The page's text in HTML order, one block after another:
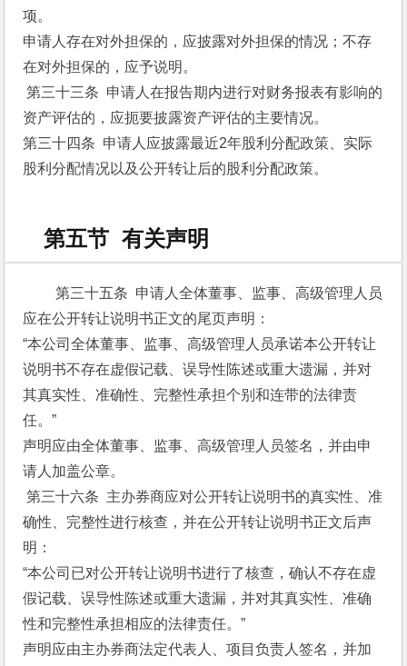
项。
申请人存在对外担保的，应披露对外担保的情况；不存
在对外担保的，应予说明。
第三十三条  申请人在报告期内进行对财务报表有影响的
资产评估的，应扼要披露资产评估的主要情况。
第三十四条  申请人应披露最近2年股利分配政策、实际
股利分配情况以及公开转让后的股利分配政策。
第五节 有关声明
第三十五条  申请人全体董事、监事、高级管理人员
应在公开转让说明书正文的尾页声明：
“本公司全体董事、监事、高级管理人员承诺本公开转让
说明书不存在虚假记载、误导性陈述或重大遗漏，并对
其真实性、准确性、完整性承担个别和连带的法律责
任。”
声明应由全体董事、监事、高级管理人员签名，并由申
请人加盖公章。
第三十六条  主办券商应对公开转让说明书的真实性、准
确性、完整性进行核查，并在公开转让说明书正文后声
明：
“本公司已对公开转让说明书进行了核查，确认不存在虚
假记载、误导性陈述或重大遗漏，并对其真实性、准确
性和完整性承担相应的法律责任。”
声明应由主办券商法定代表人、项目负责人签名，并加